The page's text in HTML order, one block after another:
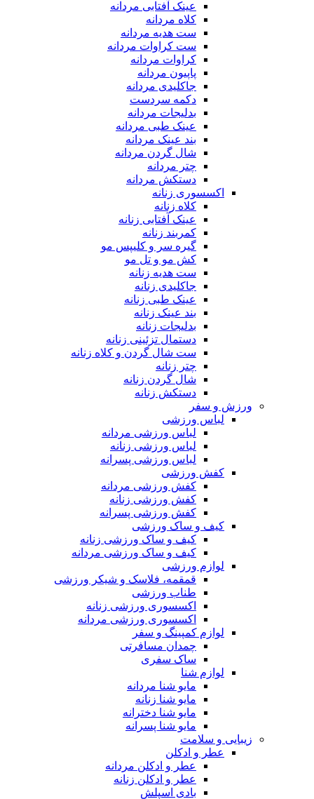
عینک آفتابی مردانه
کلاه مردانه
ست هدیه مردانه
ست کراوات مردانه
کراوات مردانه
پاپیون مردانه
جاکلیدی مردانه
دکمه سردست
بدلیجات مردانه
عینک طبی مردانه
بند عینک مردانه
شال گردن مردانه
چتر مردانه
دستکش مردانه
اکسسوری زنانه
کلاه زنانه
عینک آفتابی زنانه
کمربند زنانه
گیره سر و کلیپس مو
کش مو و تل مو
ست هدیه زنانه
جاکلیدی زنانه
عینک طبی زنانه
بند عینک زنانه
بدلیجات زنانه
دستمال تزئینی زنانه
ست شال گردن و کلاه زنانه
چتر زنانه
شال گردن زنانه
دستکش زنانه
ورزش و سفر
لباس ورزشی
لباس ورزشی مردانه
لباس ورزشی زنانه
لباس ورزشی پسرانه
کفش ورزشی
کفش ورزشی مردانه
کفش ورزشی زنانه
کفش ورزشی پسرانه
کیف و ساک ورزشی
کیف و ساک ورزشی زنانه
کیف و ساک ورزشی مردانه
لوازم ورزشی
قمقمه، فلاسک و شیکر ورزشی
طناب ورزشی
اکسسوری ورزشی زنانه
اکسسوری ورزشی مردانه
لوازم کمپینگ و سفر
چمدان مسافرتی
ساک سفری
لوازم شنا
مایو شنا مردانه
مایو شنا زنانه
مایو شنا دخترانه
مایو شنا پسرانه
زیبایی و سلامت
عطر و ادکلن
عطر و ادکلن مردانه
عطر و ادکلن زنانه
بادی اسپلش